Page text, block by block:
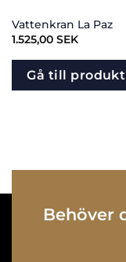
Vattenkran La Paz
1.525,00SEK
Gå till produkt
Behöver